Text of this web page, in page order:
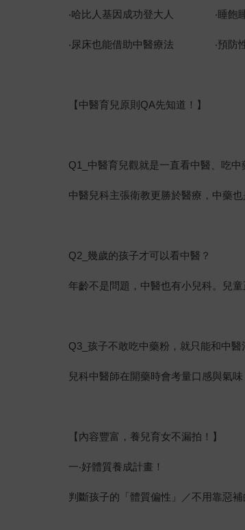
‧哈比人基因成功登大人 ‧睡飽睡
‧尿床也能借助中醫療法 ‧預防性
【中醫育兒原則QA先知道！】
Q1_中醫育兒觀就是一直看中醫、吃
中醫兒科主張衛教更勝於醫療，中藥
Q2_幾歲的孩子才可以看中醫？
年齡不是問題，中醫也有小兒科。兒
Q3_孩子不敢吃中藥粉，就只能和中醫
兒科中醫師在開藥時會考量口感與氣
【內容豐富，養兒育女不漏拍！】
一‧好體質養成計畫！
判斷孩子的「體質偏性」／不用靠惡